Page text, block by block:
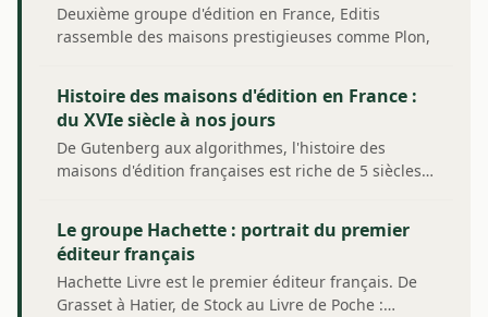
Deuxième groupe d'édition en France, Editis
rassemble des maisons prestigieuses comme Plon,
Histoire des maisons d'édition en France :
du XVIe siècle à nos jours
De Gutenberg aux algorithmes, l'histoire des
maisons d'édition françaises est riche de 5 siècles…
Le groupe Hachette : portrait du premier
éditeur français
Hachette Livre est le premier éditeur français. De
Grasset à Hatier, de Stock au Livre de Poche :…